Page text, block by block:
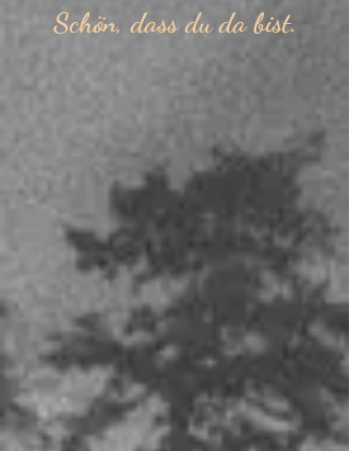
Schön, dass du da bist.